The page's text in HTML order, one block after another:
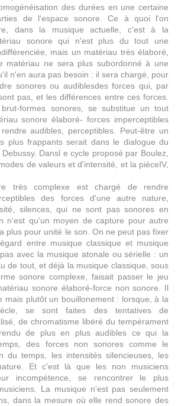
des durées en une certaine
de l'espace sonore. Ce à quoi l'on
dans la musique actuelle, c'est à la
sonore qui n'est plus du tout une
mais un matériau très élaboré,
matériau ne sera plus subordonné à une
n'en aura pas besoin : il sera chargé, pour
sonores ou audiblesdes forces qui, par
pas, et les différences entre ces forces.
formes sonores, se substitue un tout
sonore élaboré- forces imperceptibles
audibles, perceptibles. Peut-être un
plus frappants serait dans le dialogue du
Dansl e cycle proposé par Boulez,
de valeurs et d'intensité, et la pièceIV,
très complexe est chargé de rendre
des forces d'une autre nature,
silences, qui ne sont pas sonores en
n'est qu'un moyen de capture pour autre
plus pour unité le son. On ne peut pas fixer
entre musique classique et musique
avec la musique atonale ou sérielle : un
de tout, et déjà la musique classique, sous
sonore complexe, faisait passer le jeu
sonore élaboré-force non sonore. Il
mais plutôt un bouillonement : lorsque, à la
se sont faites des tentatives de
de chromatisme libéré du tempérament
de plus en plus audibles ce qui la
des forces non sonores comme le
du temps, les intensités silencieuses, les
Et c'est là que les non musiciens
incompétence, se rencontrer le plus
La musique n'est pas seulement
dans la mesure où elle rend sonore des